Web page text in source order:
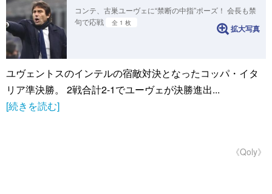
コンテ、古巣ユーヴェに“禁断の中指”ポーズ！ 会長も禁
句で応戦
全 1 枚
拡大写真
ユヴェントスのインテルの宿敵対決となったコッパ・イタ
リア準決勝。 2戦合計2-1でユーヴェが決勝進出...
[続きを読む]
《Qoly》